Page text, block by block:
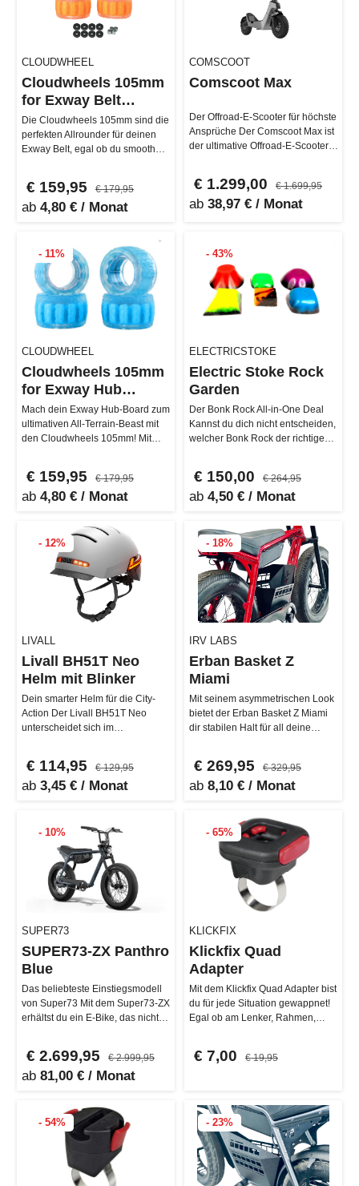
CLOUDWHEEL
Cloudwheels 105mm
for Exway Belt
Version
Die Cloudwheels 105mm sind die
perfekten Allrounder für deinen
Exway Belt, egal ob du smooth
€ 159,95 € 179,95
ab 4,80 € / Monat
COMSCOOT
Comscoot Max
Der Offroad-E-Scooter für höchste
Ansprüche Der Comscoot Max ist
der ultimative Offroad-E-Scooter,
€ 1.299,00 € 1.699,95
ab 38,97 € / Monat
- 11%
CLOUDWHEEL
Cloudwheels 105mm
for Exway Hub
Version
Mach dein Exway Hub-Board zum
ultimativen All-Terrain-Beast mit
den Cloudwheels 105mm! Mit
€ 159,95 € 179,95
ab 4,80 € / Monat
- 43%
ELECTRICSTOKE
Electric Stoke Rock
Garden
Der Bonk Rock All-in-One Deal
Kannst du dich nicht entscheiden,
welcher Bonk Rock der richtige
€ 150,00 € 264,95
ab 4,50 € / Monat
- 12%
LIVALL
Livall BH51T Neo
Helm mit Blinker
Dein smarter Helm für die City-
Action Der Livall BH51T Neo
unterscheidet sich im
€ 114,95 € 129,95
ab 3,45 € / Monat
- 18%
IRV LABS
Erban Basket Z
Miami
Mit seinem asymmetrischen Look
bietet der Erban Basket Z Miami
dir stabilen Halt für all deine
€ 269,95 € 329,95
ab 8,10 € / Monat
- 10%
SUPER73
SUPER73-ZX Panthro
Blue
Das beliebteste Einstiegsmodell
von Super73 Mit dem Super73-ZX
erhältst du ein E-Bike, das nicht
€ 2.699,95 € 2.999,95
ab 81,00 € / Monat
- 65%
KLICKFIX
Klickfix Quad
Adapter
Mit dem Klickfix Quad Adapter bist
du für jede Situation gewappnet!
Egal ob am Lenker, Rahmen,
€ 7,00 € 19,95
- 54% - 23%